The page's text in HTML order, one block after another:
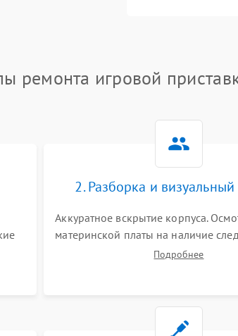
ремонта игровой
2. Разборка и
Аккуратное вскрытие корпуса.
материнской платы на наличие
коррозии, прогаров иПодробнее